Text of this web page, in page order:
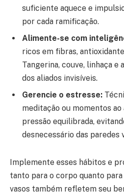
suficiente aquece e
por cada ramificação.
Alimente-se com
ricos em fibras,
Tangerina, couve, linhaça
dos aliados invisíveis.
Gerencie o estresse:
meditação ou momentos
pressão equilibrada,
desnecessário das paredes
Implemente esses hábitos e
tanto para o corpo quanto
vasos também refletem seu